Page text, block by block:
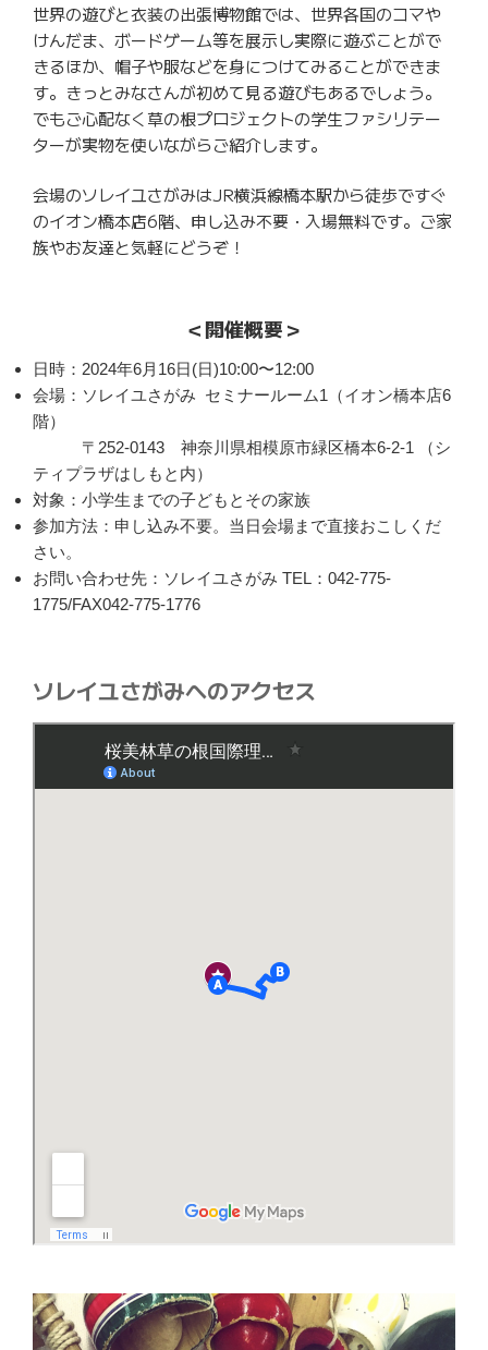
世界の遊びと衣装の出張博物館では、世界各国のコマや
けんだま、ボードゲーム等を展示し実際に遊ぶことがで
きるほか、帽子や服などを身につけてみることができま
す。きっとみなさんが初めて見る遊びもあるでしょう。
でもご心配なく草の根プロジェクトの学生ファシリテー
ターが実物を使いながらご紹介します。
会場のソレイユさがみはJR横浜線橋本駅から徒歩ですぐ
のイオン橋本店6階、申し込み不要・入場無料です。ご家
族やお友達と気軽にどうぞ！
＜開催概要＞
日時：2024年6月16日(日)10:00〜12:00
会場：ソレイユさがみ セミナールーム1（イオン橋本店6
階）
〒252-0143 神奈川県相模原市緑区橋本6-2-1 （シ
ティプラザはしもと内）
対象：小学生までの子どもとその家族
参加方法：申し込み不要。当日会場まで直接おこしくだ
さい。
お問い合わせ先：ソレイユさがみ TEL：042-775-
1775/FAX042-775-1776
ソレイユさがみへのアクセス